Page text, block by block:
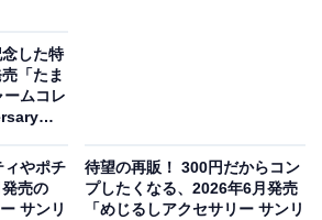
500円）。全5種のラインアップとな
した特
「たま
ムコレ
ィやポチ
売の
サンリ
待望の再販！ 300円だからコン
プしたくなる、2026年6月発売
「めじるしアクセサリー サンリ